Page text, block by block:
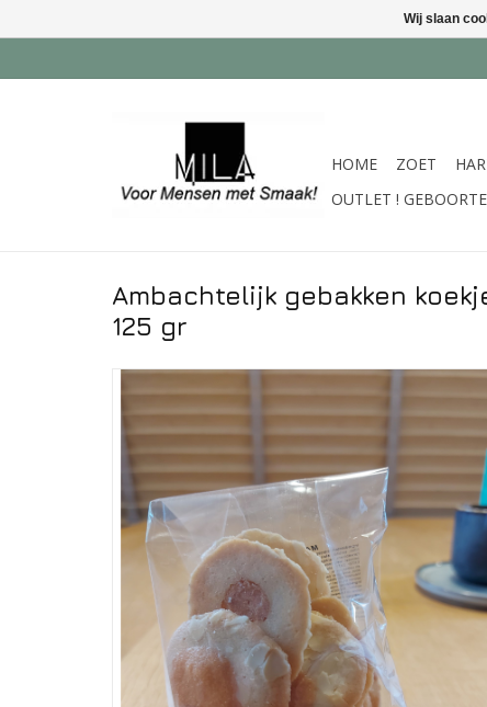
HOME ZOET
OUTLET !
Ambachtelijk gebakken
125 gr
Wij slaan